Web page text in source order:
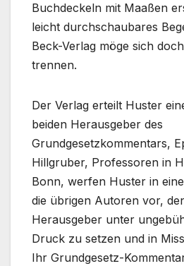
Buchdeckeln mit Maaßen
leicht durchschaubares
Beck-Verlag möge sich
trennen.
Der Verlag erteilt Huster
beiden Herausgeber des
Grundgesetzkommentars,
Hillgruber, Professoren in
Bonn, werfen Huster in
die übrigen Autoren vor,
Herausgeber unter
Druck zu setzen und in
Ihr Grundgesetz-